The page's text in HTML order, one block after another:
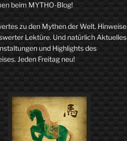
beim MYTHO-Blog!
zu den Mythen der Welt. Hinweise
Lektüre. Und natürlich Aktuelles
und Highlights des
Jeden Freitag neu!